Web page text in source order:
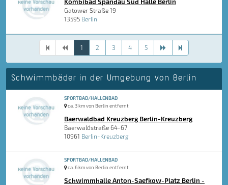
Gatower Straße 19
13595 Berlin
1 2 3 4 5
Schwimmbäder in der Umgebung von Berlin
SPORTBAD/HALLENBAD
ca. 3 km von Berlin entfernt
Baerwaldbad Kreuzberg Berlin-Kreuzberg
Baerwaldstraße 64-67
10961 Berlin-Kreuzberg
SPORTBAD/HALLENBAD
ca. 6 km von Berlin entfernt
Schwimmhalle Anton-Saefkow-Platz Berlin -